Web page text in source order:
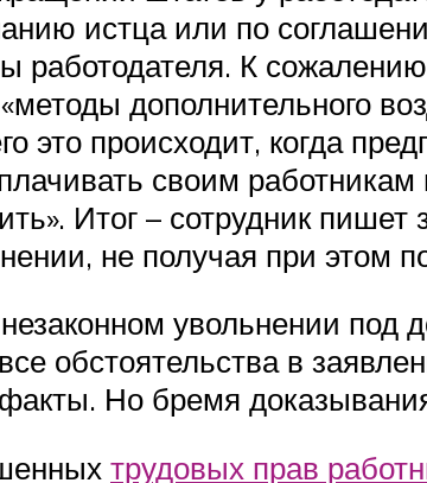
истца или по
работодателя. К
дополнительного
это происходит, когда
своим
Итог – сотрудник
не получая при этом
увольнении
обстоятельства в
Но бремя
трудовых прав